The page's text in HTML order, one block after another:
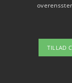
Om
TILLAD